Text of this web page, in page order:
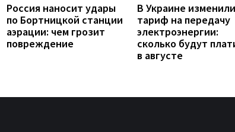
Россия наносит удары
по Бортницкой станции
аэрации: чем грозит
повреждение
В Украине изменили
тариф на передачу
электроэнергии:
сколько будут
в августе